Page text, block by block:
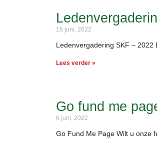
16 juni, 2022
Ledenvergadering SKF – 2022
Lees verder »
Go fund me
6 juni, 2022
Go Fund Me Page Wilt u onze